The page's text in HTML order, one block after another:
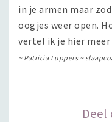
in je armen maar
oogjes weer open.
vertel ik je hier meer
~ Patricia Luppers ~